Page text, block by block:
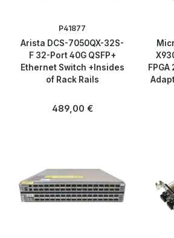
P41877
Arista DCS-7050QX-32S-
F 32-Port 40G QSFP+
Ethernet Switch +Insides
of Rack Rails
Regulärer Preis:
489,00 €